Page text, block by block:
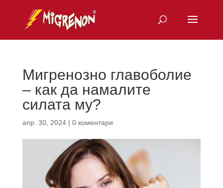
Мигренозно главоболие
– как да намалите
силата му?
апр. 30, 2024| 0 коментари